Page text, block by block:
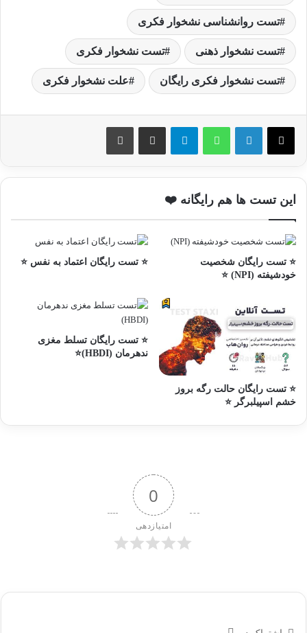
تست روانشناسی نشخوار فکری
تست نشخوار ذهنی تست نشخوار فکری
تست نشخوار فکری رایگان علت نشخوار فکری
واتس آپ تلگرام اشتراک گذاری با ایمیل
این تست ها هم رایگانه ❤️
⭐ تست رایگان شخصیت
خودشیفته (NPI) ⭐
⭐ تست رایگان اعتماد به نفس ⭐
⭐ تست رایگان حالت رگه بروز
خشم اسپیلبرگر ⭐
⭐ تست رایگان تسلط مغزی
ندهرمان (HBDI)⭐
0
امتیازدهی